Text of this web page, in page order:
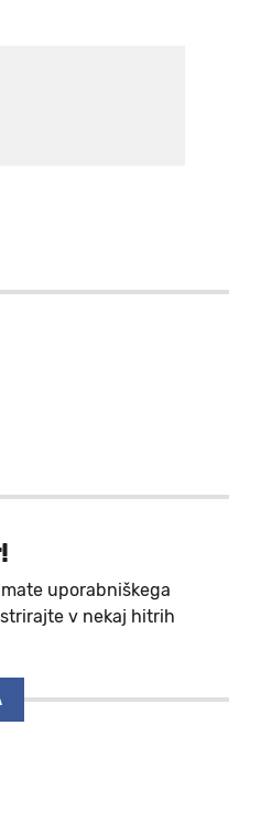
uporabniškega
v nekaj hitrih